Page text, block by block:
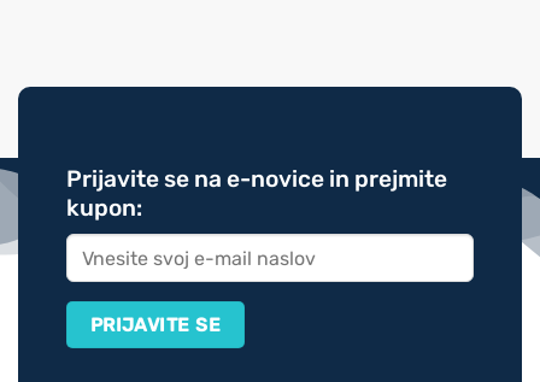
Prijavite se na e-novice in prejmite
kupon: